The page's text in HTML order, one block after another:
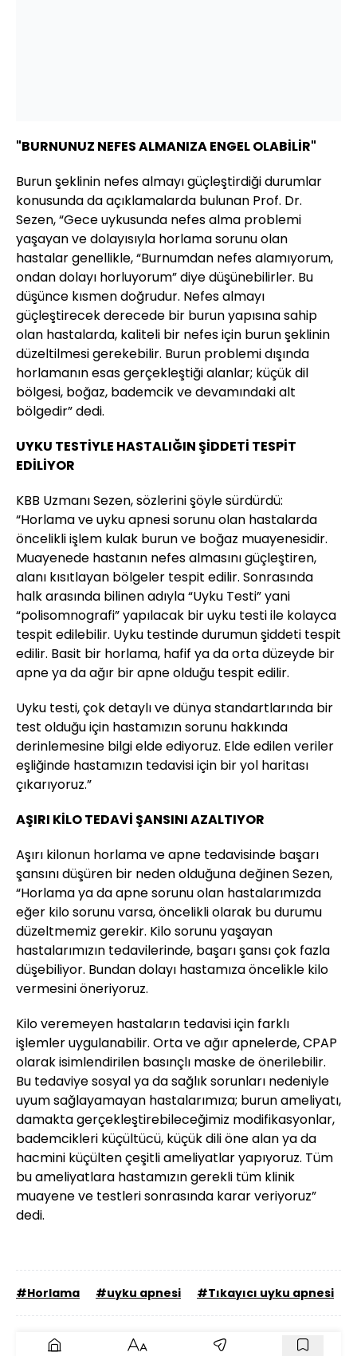
"BURNUNUZ NEFES ALMANIZA ENGEL OLABİLİR"
Burun şeklinin nefes almayı güçleştirdiği durumlar
konusunda da açıklamalarda bulunan Prof. Dr.
Sezen, “Gece uykusunda nefes alma problemi
yaşayan ve dolayısıyla horlama sorunu olan
hastalar genellikle, “Burnumdan nefes alamıyorum,
ondan dolayı horluyorum” diye düşünebilirler. Bu
düşünce kısmen doğrudur. Nefes almayı
güçleştirecek derecede bir burun yapısına sahip
olan hastalarda, kaliteli bir nefes için burun şeklinin
düzeltilmesi gerekebilir. Burun problemi dışında
horlamanın esas gerçekleştiği alanlar; küçük dil
bölgesi, boğaz, bademcik ve devamındaki alt
bölgedir” dedi.
UYKU TESTİYLE HASTALIĞIN ŞİDDETİ TESPİT
EDİLİYOR
KBB Uzmanı Sezen, sözlerini şöyle sürdürdü:
“Horlama ve uyku apnesi sorunu olan hastalarda
öncelikli işlem kulak burun ve boğaz muayenesidir.
Muayenede hastanın nefes almasını güçleştiren,
alanı kısıtlayan bölgeler tespit edilir. Sonrasında
halk arasında bilinen adıyla “Uyku Testi” yani
“polisomnografi” yapılacak bir uyku testi ile kolayca
tespit edilebilir. Uyku testinde durumun şiddeti tespit
edilir. Basit bir horlama, hafif ya da orta düzeyde bir
apne ya da ağır bir apne olduğu tespit edilir.
Uyku testi, çok detaylı ve dünya standartlarında bir
test olduğu için hastamızın sorunu hakkında
derinlemesine bilgi elde ediyoruz. Elde edilen veriler
eşliğinde hastamızın tedavisi için bir yol haritası
çıkarıyoruz.”
AŞIRI KİLO TEDAVİ ŞANSINI AZALTIYOR
Aşırı kilonun horlama ve apne tedavisinde başarı
şansını düşüren bir neden olduğuna değinen Sezen,
“Horlama ya da apne sorunu olan hastalarımızda
eğer kilo sorunu varsa, öncelikli olarak bu durumu
düzeltmemiz gerekir. Kilo sorunu yaşayan
hastalarımızın tedavilerinde, başarı şansı çok fazla
düşebiliyor. Bundan dolayı hastamıza öncelikle kilo
vermesini öneriyoruz.
Kilo veremeyen hastaların tedavisi için farklı
işlemler uygulanabilir. Orta ve ağır apnelerde, CPAP
olarak isimlendirilen basınçlı maske de önerilebilir.
Bu tedaviye sosyal ya da sağlık sorunları nedeniyle
uyum sağlayamayan hastalarımıza; burun ameliyatı,
damakta gerçekleştirebileceğimiz modifikasyonlar,
bademcikleri küçültücü, küçük dili öne alan ya da
hacmini küçülten çeşitli ameliyatlar yapıyoruz. Tüm
bu ameliyatlara hastamızın gerekli tüm klinik
muayene ve testleri sonrasında karar veriyoruz”
dedi.
#Horlama #uyku apnesi #Tıkayıcı uyku apnesi